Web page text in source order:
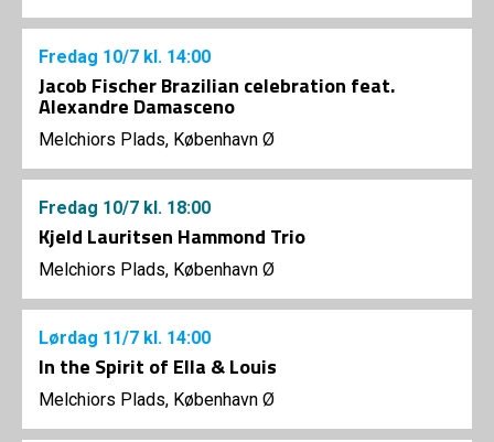
Fredag 10/7 kl. 14:00
Jacob Fischer Brazilian celebration feat.
Alexandre Damasceno
Melchiors Plads, København Ø
Fredag 10/7 kl. 18:00
Kjeld Lauritsen Hammond Trio
Melchiors Plads, København Ø
Lørdag 11/7 kl. 14:00
In the Spirit of Ella & Louis
Melchiors Plads, København Ø